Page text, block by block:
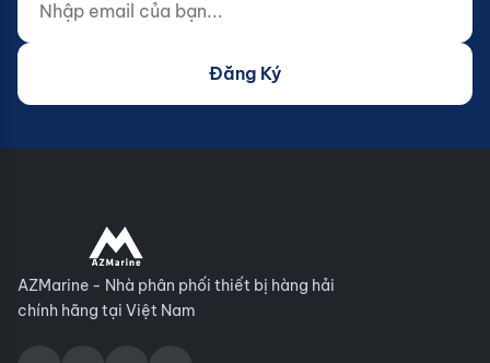
Đăng Ký
AZMarine - Nhà phân phối thiết bị hàng hải
chính hãng tại Việt Nam